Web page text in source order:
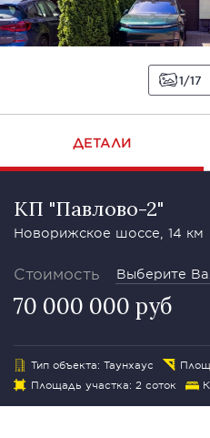
1 17
ДЕТАЛИ
КП "Павлово-2"
Новорижское шоссе, 14 км
Стоимость Выберите
70 000 000 руб
Тип объекта: Таунхаус
Площадь участка: 2 соток